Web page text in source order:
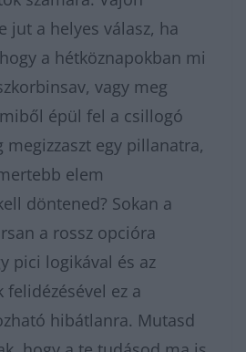
jut a helyes válasz, ha
a hétköznapokban mi
vagy meg
épül fel a csillogó
megizzaszt egy pillanatra,
elem
döntened? Sokan a
a rossz opcióra
pici logikával és az
ez a
hibátlanra. Mutasd